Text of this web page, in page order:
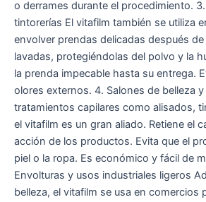
o derrames durante el procedimiento.
tintorerías El vitafilm también se utiliza
envolver prendas delicadas después
lavadas, protegiéndolas del polvo y la
la prenda impecable hasta su entrega.
olores externos. 4. Salones de belleza y
tratamientos capilares como alisados,
el vitafilm es un gran aliado. Retiene el
acción de los productos. Evita que el
piel o la ropa. Es económico y fácil de
Envolturas y usos industriales ligeros
belleza, el vitafilm se usa en comercios